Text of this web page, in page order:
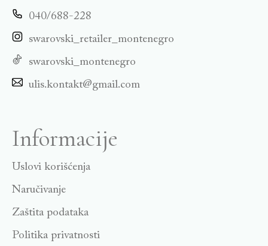
040/688-228
swarovski_retailer_montenegro
swarovski_montenegro
ulis.kontakt@gmail.com
Informacije
Uslovi korišćenja
Naručivanje
Zaštita podataka
Politika privatnosti